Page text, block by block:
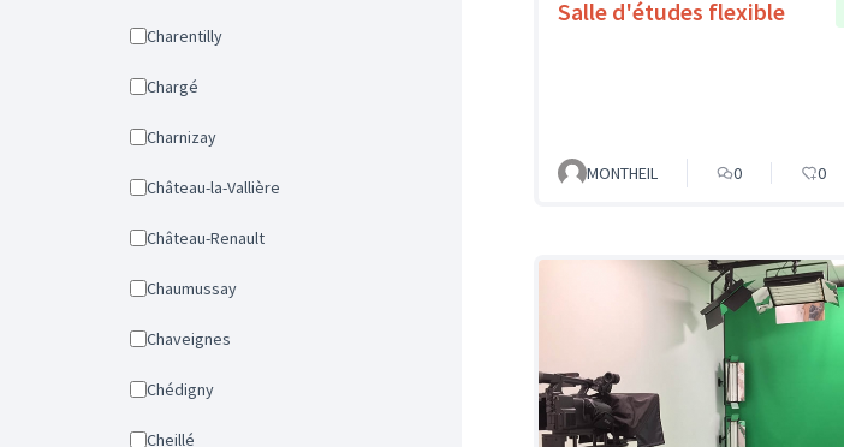
Charentilly
Chargé
Charnizay
Château-la-Vallière
Château-Renault
Chaumussay
Chaveignes
Chédigny
Cheillé
Salle d'études flexible
MONTHEIL 0 0